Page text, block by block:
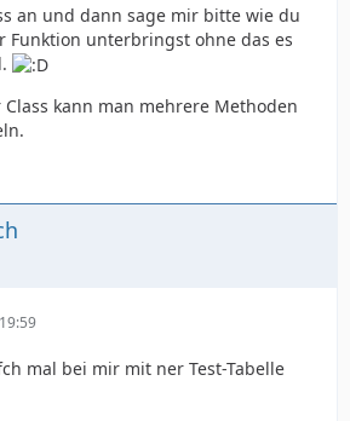
an und dann sage mir bitte wie du
Funktion unterbringst ohne das es
kann man mehrere Methoden
mal bei mir mit ner Test-Tabelle